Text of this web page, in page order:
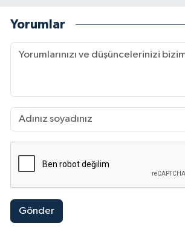
Yorumlar
Gönder